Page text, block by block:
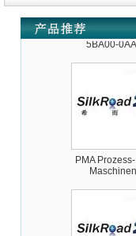
SIEMENS
Automation